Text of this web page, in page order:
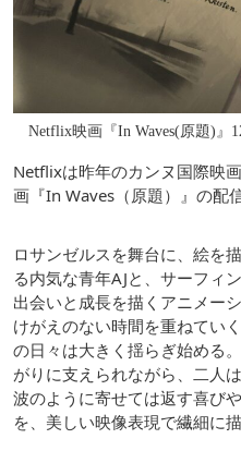
Netflix映画『In Waves(原題)』
Netflixは昨年のカンヌ国際映
画『In Waves（原題）』の配
ロサンゼルスを舞台に、絵を
る内気な青年AJと、サーフィ
出会いと成長を描くアニメー
けがえのない時間を重ねてい
の日々は大きく揺らぎ始める
がりに支えられながら、二人
波のように寄せては返す喜び
を、美しい映像表現で繊細に